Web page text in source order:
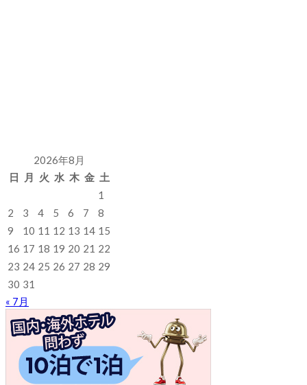
2026年8月
日
月 火 水 木 金 土
1
2
3 4 5 6 7
8
9
10 11 12 13 14 15
16 17 18 19 20 21 22
23 24 25 26 27 28 29
30 31
« 7月